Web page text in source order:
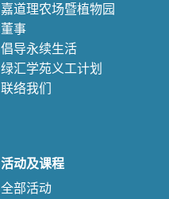
嘉道理农场暨植物园
董事
倡导永续生活
绿汇学苑义工计划
联络我们
活动及课程
全部活动